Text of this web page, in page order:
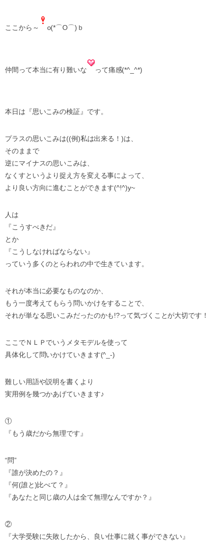
ここから～ o(*⌒O⌒)ｂ
仲間って本当に有り難いな って痛感(*^_^*)
本日は『思いこみの検証』です。
プラスの思いこみは((例)私は出来る！)は、
そのままで
逆にマイナスの思いこみは、
なくすというより捉え方を変える事によって、
より良い方向に進むことができます(^!^)y~
人は
『こうすべきだ』
とか
『こうしなければならない』
っていう多くのとらわれの中で生きています。
それが本当に必要なものなのか、
もう一度考えてもらう問いかけをすることで、
それが単なる思いこみだったのかも!?って気づくことが大切です！
ここでＮＬＰでいうメタモデルを使って
具体化して問いかけていきます(^_-)
難しい用語や説明を書くより
実用例を幾つかあげていきます♪
①
『もう歳だから無理です』
“問”
『誰が決めたの？』
『何(誰と)比べて？』
『あなたと同じ歳の人は全て無理なんですか？』
②
『大学受験に失敗したから、良い仕事に就く事ができない』